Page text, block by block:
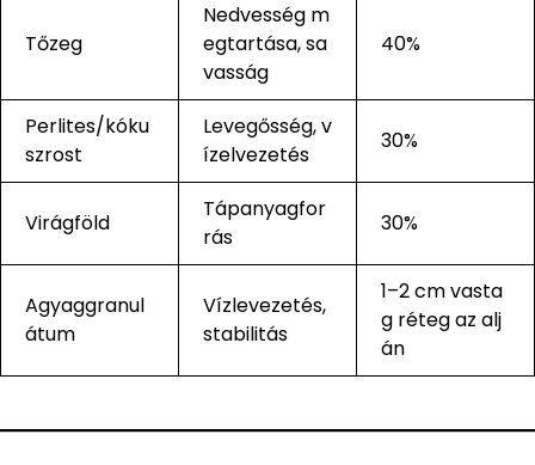
Tőzeg
Nedvesség m
egtartása, sa
vasság
40%
Perlites/kóku
szrost
Levegősség, v
ízelvezetés
30%
Virágföld
Tápanyagfor
rás
30%
Agyaggranul
átum
Vízlevezetés,
stabilitás
1–2 cm vasta
g réteg az alj
án